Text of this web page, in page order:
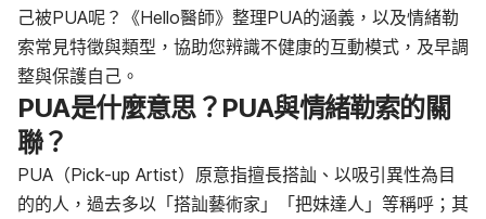
己被PUA呢？《Hello醫師》整理PUA的涵義，以及情緒勒
索常見特徵與類型，協助您辨識不健康的互動模式，及早調
整與保護自己。
PUA是什麼意思？PUA與情緒勒索的關
聯？
PUA（Pick-up Artist）原意指擅長搭訕、以吸引異性為目
的的人，過去多以「搭訕藝術家」「把妹達人」等稱呼；其